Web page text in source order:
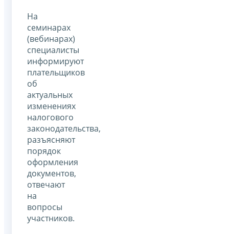
На
семинарах
(вебинарах)
специалисты
информируют
плательщиков
об
актуальных
изменениях
налогового
законодательства,
разъясняют
порядок
оформления
документов,
отвечают
на
вопросы
участников.